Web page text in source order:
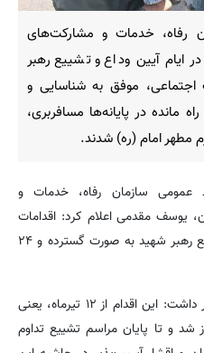
رفاه، خدمات و مشارکت‌های
ایام آیین وداع و تشییع رهبر
موفق به شناسایی و
و در راه مانده در پایانه‌ها مسافربری،
مطهر امام (ره) شدند.
عمومی سازمان رفاه، خدمات و
یوسف مقدمی اعلام کرد: اقدامات
اجتماعی در ایام مراسم وداع و تشییع رهبر شهید به صورت گسترده و ۲۴
وی با تشریح جزئیات این اقدام اظهار داشت: این اقدام از ۱۲ تیرماه، یعنی
شد و تا پایان مراسم تشییع تداوم